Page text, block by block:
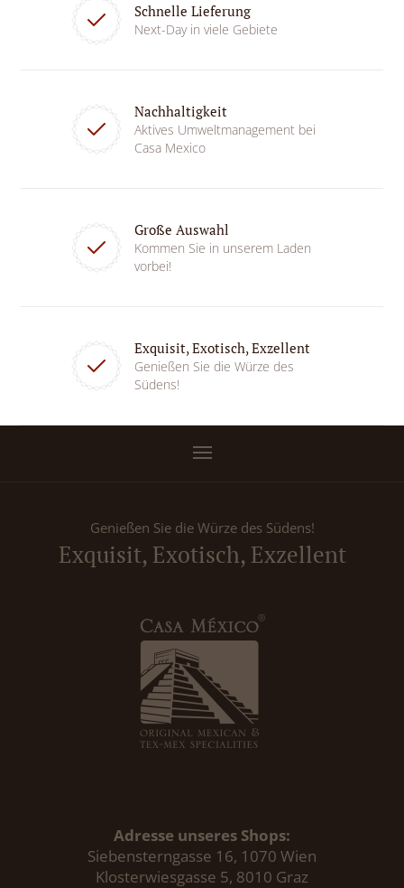
Schnelle Lieferung
Next-Day in viele Gebiete
Nachhaltigkeit
Aktives Umweltmanagement bei
Casa Mexico
Große Auswahl
Kommen Sie in unserem Laden
vorbei!
Exquisit, Exotisch, Exzellent
Genießen Sie die Würze des
Südens!
Genießen Sie die Würze des Südens!
Exquisit, Exotisch, Exzellent
Adresse unseres Shops:
Siebensterngasse 16, 1070 Wien
Klosterwiesgasse 5, 8010 Graz